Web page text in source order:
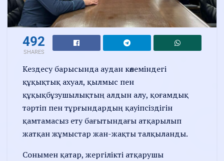
492
SHARES
Кездесу барысында аудан көлеміндегі
құқықтық ахуал, қылмыс пен
құқықбұзушылықтың алдын алу, қоғамдық
тәртіп пен тұрғындардың қауіпсіздігін
қамтамасыз ету бағытындағы атқарылып
жатқан жұмыстар жан-жақты талқыланды.
Сонымен қатар, жергілікті атқарушы